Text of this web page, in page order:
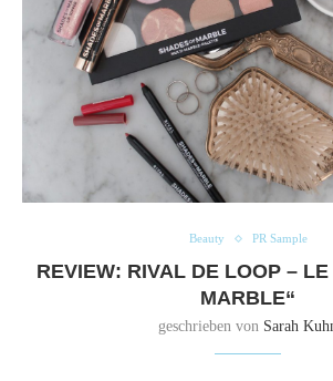
Beauty PR Sample
REVIEW: RIVAL DE LOOP –
MARBLE“
geschrieben von Sarah